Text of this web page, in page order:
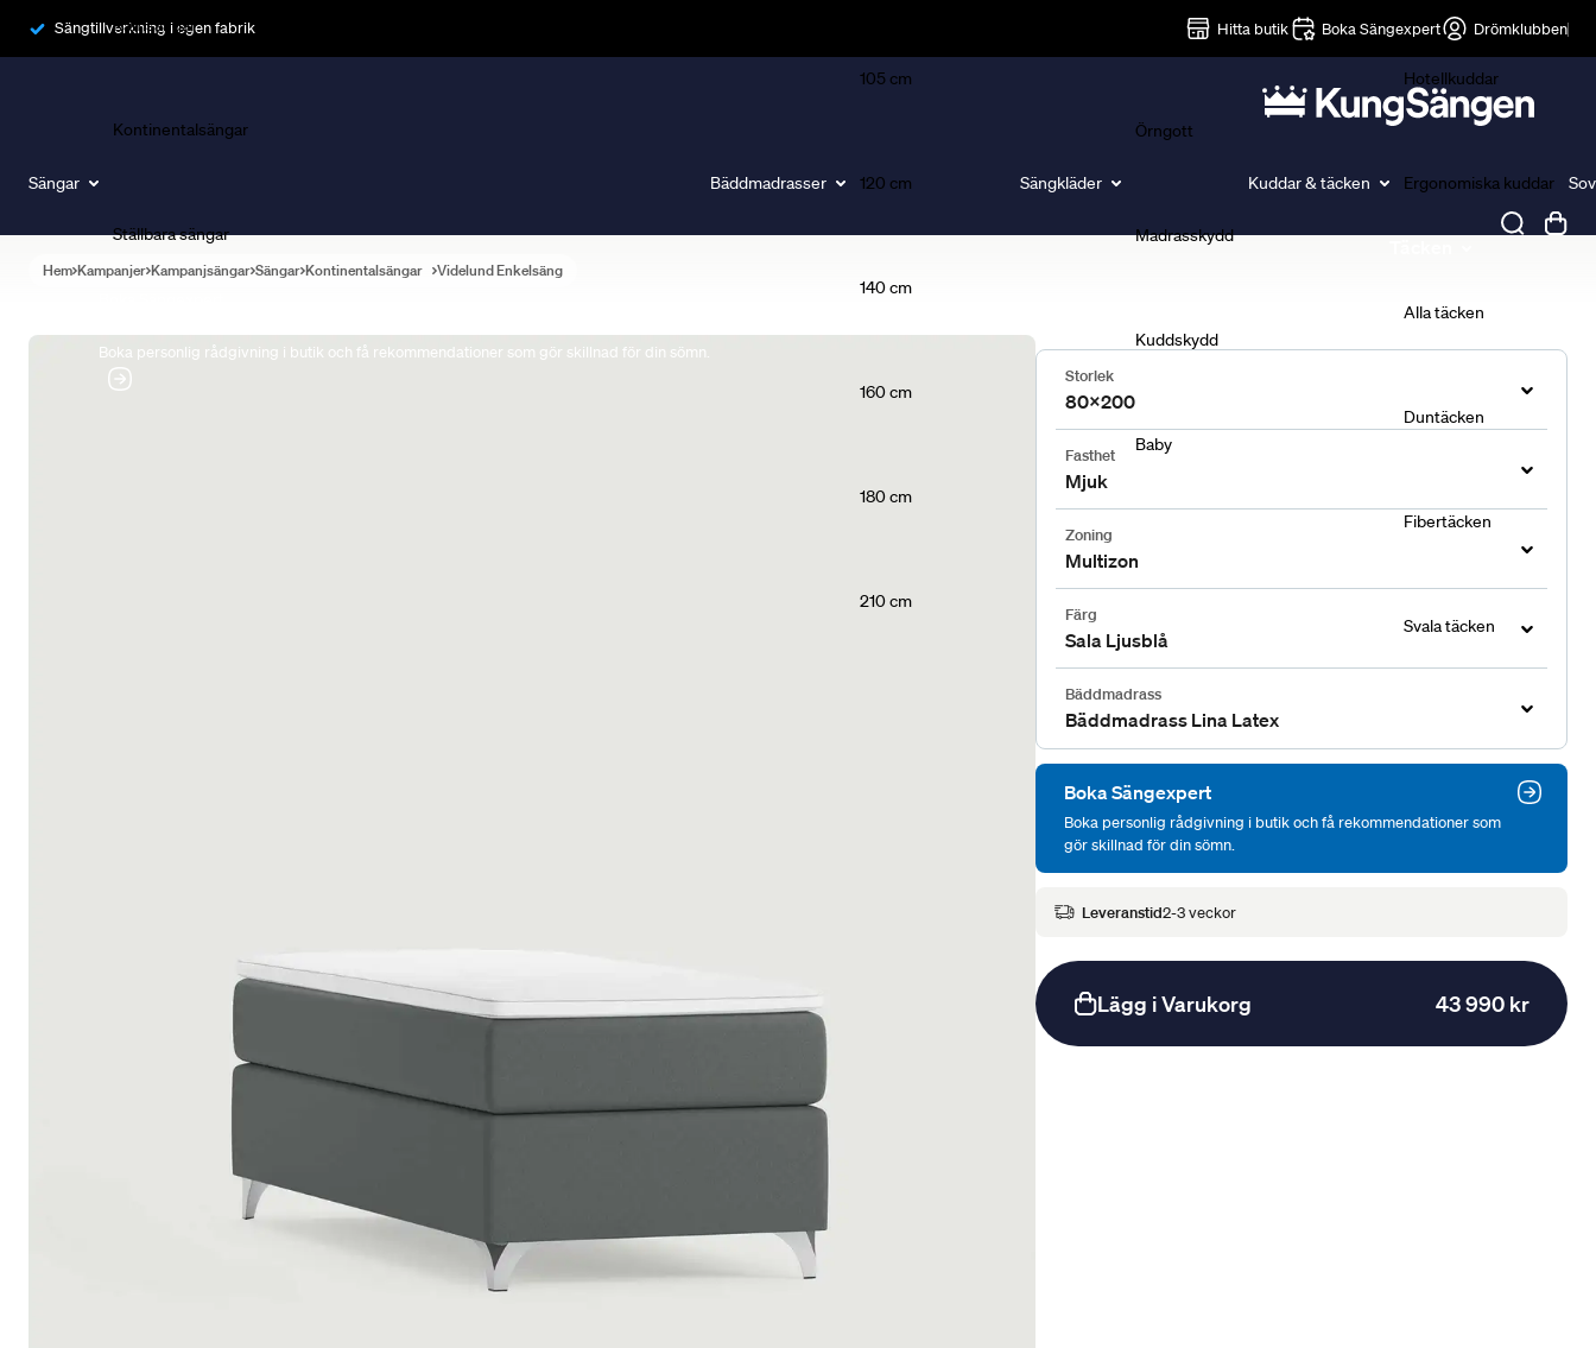
Sängtillverkning i egen fabrik Hitta butik Boka Sängexpert Drömklubben
Sängar
Ramsängar
Kontinentalsängar
Ställbara sängar
Boka personlig rådgivning i butik och få rekommendationer som gör skillnad för din sömn.
Bäddmadrasser
105 cm
120 cm
140 cm
160 cm
180 cm
210 cm
Sängkläder
Örngott
Madrasskydd
Kuddskydd
Baby
Kuddar & täcken
Hotellkuddar
Ergonomiska kuddar
Alla täcken
Duntäcken
Fibertäcken
Svala täcken
Hem Kampanjer Kampanjsängar Sängar Kontinentalsängar Videlund Enkelsäng
Storlek
80x200
Fasthet
Mjuk
Zoning
Multizon
Färg
Sala Ljusblå
Bäddmadrass
Bäddmadrass Lina Latex
Boka Sängexpert
Boka personlig rådgivning i butik och få rekommendationer som
gör skillnad för din sömn.
Leveranstid2-3 veckor
Lägg i Varukorg 43 990 kr